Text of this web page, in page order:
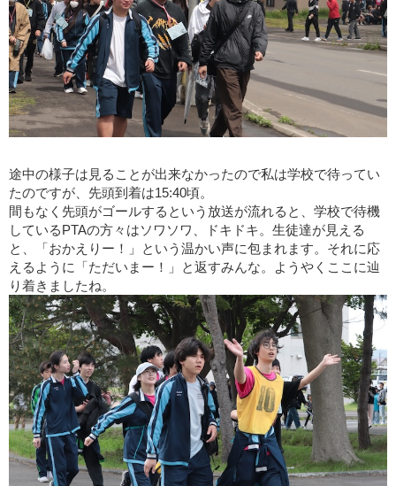
途中の様子は見ることが出来なかったので私は学校で待ってい
たのですが、先頭到着は15:40頃。
間もなく先頭がゴールするという放送が流れると、学校で待機
しているPTAの方々はソワソワ、ドキドキ。生徒達が見える
と、「おかえりー！」という温かい声に包まれます。それに応
えるように「ただいまー！」と返すみんな。ようやくここに辿
り着きましたね。